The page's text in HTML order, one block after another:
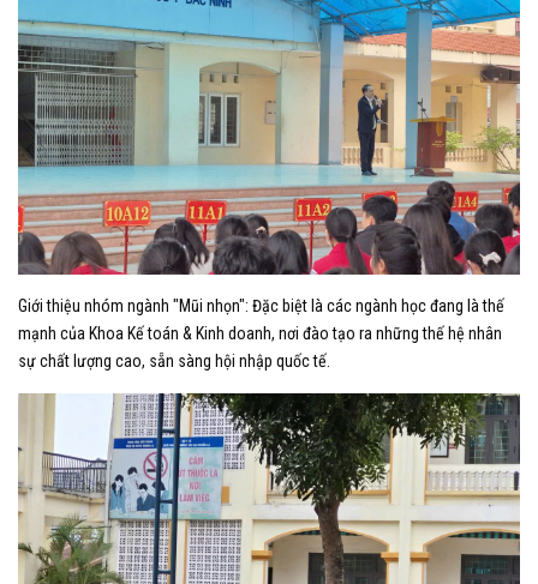
​Giới thiệu nhóm ngành "Mũi nhọn": Đặc biệt là các ngành học đang là thế
mạnh của Khoa Kế toán & Kinh doanh, nơi đào tạo ra những thế hệ nhân
sự chất lượng cao, sẵn sàng hội nhập quốc tế.